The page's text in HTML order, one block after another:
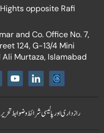
opposite Rafi
and Co. Office No. 7,
124, G-13/4 Mini
Murtaza, Islamabad
Y
o
t
b
I
c
n
-
l
شرائط و ضوابطرازداری اور پالیسی